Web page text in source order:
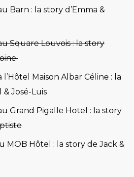
Barn : la story d’Emma &
Square Louvois : la story
Maison Albar Céline : la
José-Luis
Grand Pigalle Hotel : la story
MOB Hôtel : la story de Jack &